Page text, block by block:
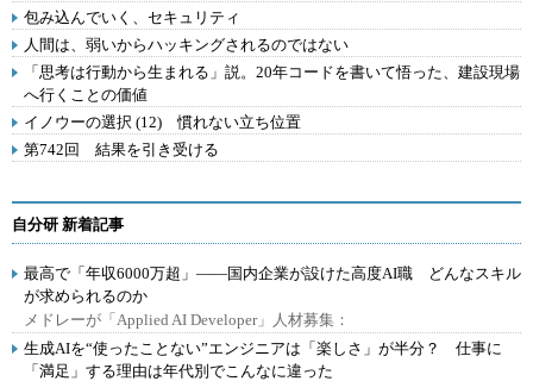
包み込んでいく、セキュリティ
人間は、弱いからハッキングされるのではない
「思考は行動から生まれる」説。20年コードを書いて悟った、建設現場
へ行くことの価値
イノウーの選択 (12) 慣れない立ち位置
第742回 結果を引き受ける
自分研 新着記事
最高で「年収6000万超」――国内企業が設けた高度AI職 どんなスキル
が求められるのか
メドレーが「Applied AI Developer」人材募集：
生成AIを“使ったことない”エンジニアは「楽しさ」が半分？ 仕事に
「満足」する理由は年代別でこんなに違った